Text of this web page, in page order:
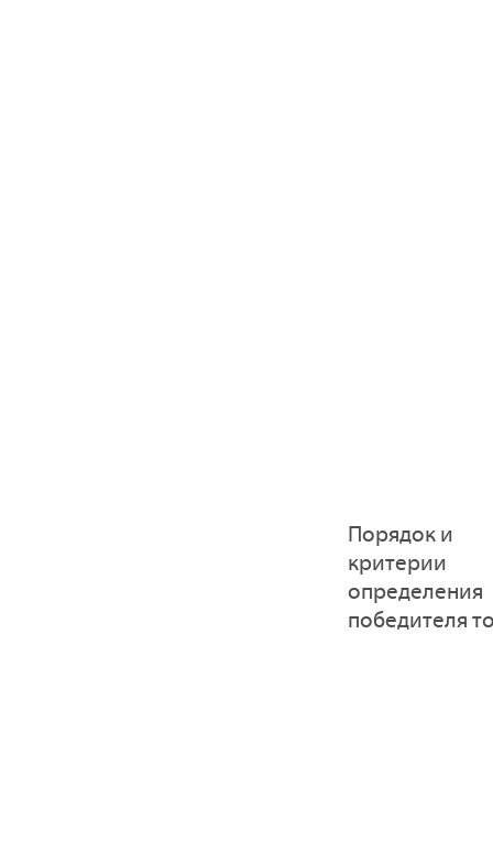
Порядок и
критерии
определения
победителя